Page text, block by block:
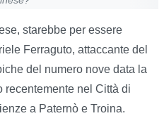
starebbe per essere
Ferraguto, attaccante del
del numero nove data la
recentemente nel Città di
a Paternò e Troina.